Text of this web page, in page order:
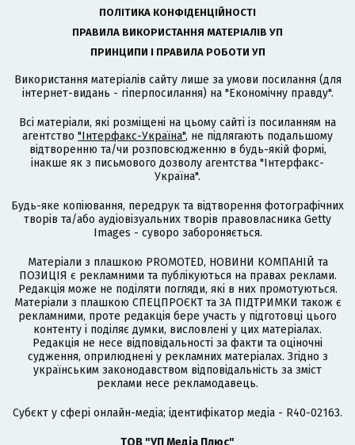
ПОЛІТИКА КОНФІДЕНЦІЙНОСТІ
ПРАВИЛА ВИКОРИСТАННЯ МАТЕРІАЛІВ УП
ПРИНЦИПИ І ПРАВИЛА РОБОТИ УП
Використання матеріалів сайту лише за умови посилання (для
інтернет-видань - гіперпосилання) на "Економічну правду".
Всі матеріали, які розміщені на цьому сайті із посиланням на
агентство "Інтерфакс-Україна", не підлягають подальшому
відтворенню та/чи розповсюдженню в будь-якій формі,
інакше як з письмового дозволу агентства "Інтерфакс-
Україна".
Будь-яке копіювання, передрук та відтворення фотографічних
творів та/або аудіовізуальних творів правовласника Getty
Images - суворо забороняється.
Матеріали з плашкою PROMOTED, НОВИНИ КОМПАНІЙ та
ПОЗИЦІЯ є рекламними та публікуються на правах реклами.
Редакція може не поділяти погляди, які в них промотуються.
Матеріали з плашкою СПЕЦПРОЄКТ та ЗА ПІДТРИМКИ також є
рекламними, проте редакція бере участь у підготовці цього
контенту і поділяє думки, висловлені у цих матеріалах.
Редакція не несе відповідальності за факти та оціночні
судження, оприлюднені у рекламних матеріалах. Згідно з
українським законодавством відповідальність за зміст
реклами несе рекламодавець.
Cубєкт у сфері онлайн-медіа; ідентифікатор медіа - R40-02163.